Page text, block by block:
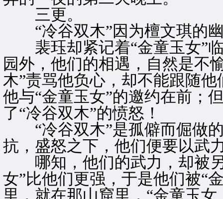
三更。
“冷谷双木”因为檀文琪的幽
裴珏却紧记着“金童玉女”临
园外，他们的相遇，自然是不
木”责骂他负心，却不能跟随
他与“金童玉女”的邀约在前；
了“冷谷双木”的愤怒！
“冷谷双木”是孤僻而倔做的
抗，盛怒之下，他们便要以武
哪知，他们的武力，却被另
女”比他们更强，于是他们被“
里，就在那山窟里，“金童玉